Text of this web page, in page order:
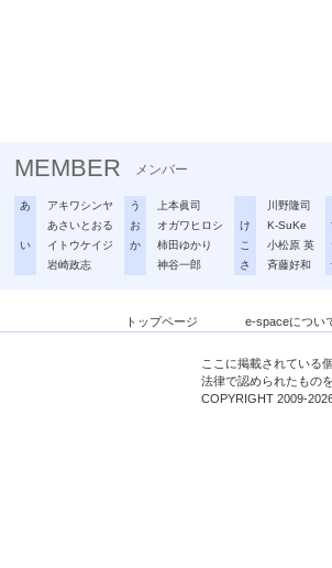
MEMBER メンバー
あ
アキワシンヤ
あさいとおる
い
イトウケイジ
岩崎政志
う
上本眞司
お
オガワヒロシ
か
柿田ゆかり
神谷一郎
川野隆司
け
K-SuKe
こ
小松原 英
さ
斉藤好和
トップページ e-spaceについ
ここに掲載されている
法律で認められたもの
COPYRIGHT 2009-